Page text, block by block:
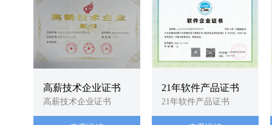
高薪技术企业证书
高薪技术企业证书
21年软件产品证书
21年软件产品证书